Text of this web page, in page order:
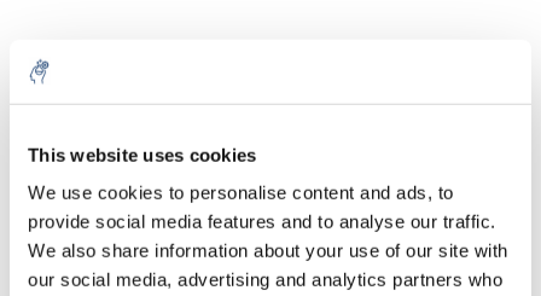
This website uses cookies
We use cookies to personalise content and ads, to
provide social media features and to analyse our traffic.
We also share information about your use of our site with
our social media, advertising and analytics partners who
Cantidad Producto Precio Details
1 pieza
incluido
€185,33
IVA incluido
Añadir a la cesta